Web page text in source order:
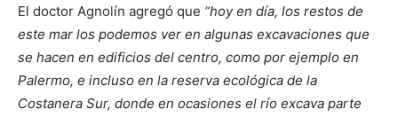
El doctor Agnolín agregó que “hoy en día, los restos de
este mar los podemos ver en algunas excavaciones que
se hacen en edificios del centro, como por ejemplo en
Palermo, e incluso en la reserva ecológica de la
Costanera Sur, donde en ocasiones el río excava parte